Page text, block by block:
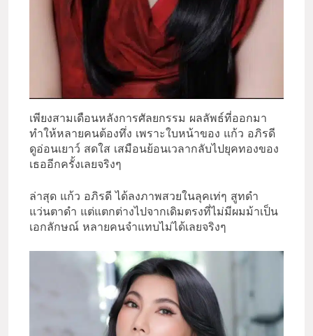
เพียงสามเดือนหลังการศัลยกรรม ผลลัพธ์ที่ออกมา
ทำให้หลายคนต้องทึ่ง เพราะใบหน้าของ แก้ว อภิรดี
ดูอ่อนเยาว์ สดใส เสมือนย้อนเวลากลับไปยุคทองของ
เธออีกครั้งเลยจริงๆ
ล่าสุด แก้ว อภิรดี ได้ลงภาพสวยในลุคเท่ๆ สูทดำ
แว่นตาดำ แต่แตกต่างไปจากเดิมตรงที่ไม่มีผมม้าเป็น
เอกลักษณ์ หลายคนจำแทบไม่ได้เลยจริงๆ